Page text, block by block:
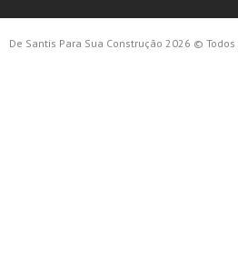
De Santis Para Sua Construção 2026 ©